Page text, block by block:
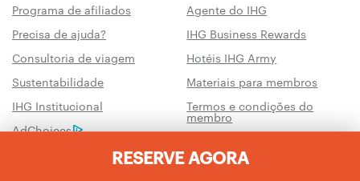
RESERVE AGORA
Programa de afiliados
Agente do IHG
Precisa de ajuda?
IHG Business Rewards
Consultoria de viagem
Hotéis IHG Army
Sustentabilidade
Materiais para membros
IHG Institucional
Termos e condições do
membro
AdChoices
Centro para gestão da
privacidade e cookies Não vender as minhas